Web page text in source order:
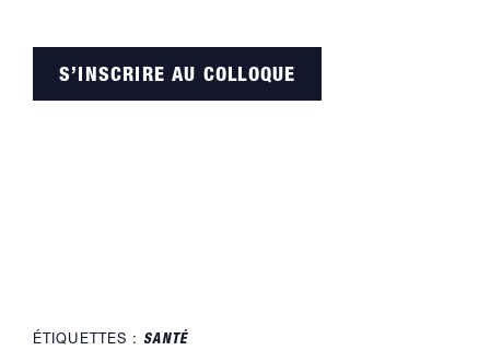
S’INSCRIRE AU COLLOQUE
ÉTIQUETTES :SANTÉ